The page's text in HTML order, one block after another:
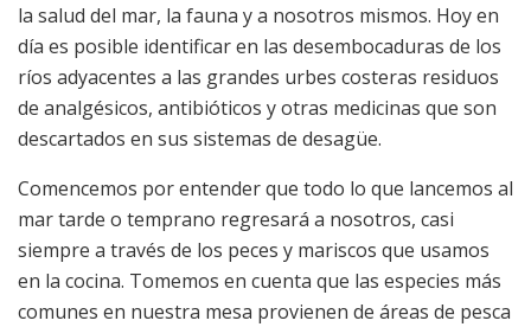
la salud del mar, la fauna y a nosotros mismos. Hoy en
día es posible identificar en las desembocaduras de los
ríos adyacentes a las grandes urbes costeras residuos
de analgésicos, antibióticos y otras medicinas que son
descartados en sus sistemas de desagüe.
Comencemos por entender que todo lo que lancemos al
mar tarde o temprano regresará a nosotros, casi
siempre a través de los peces y mariscos que usamos
en la cocina. Tomemos en cuenta que las especies más
comunes en nuestra mesa provienen de áreas de pesca